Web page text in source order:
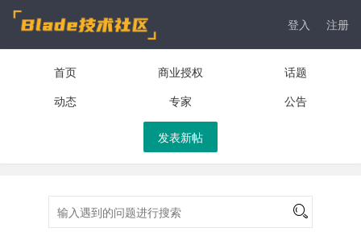
登入 注册
首页 商业授权
话题
动态
专家 公告
发表新帖